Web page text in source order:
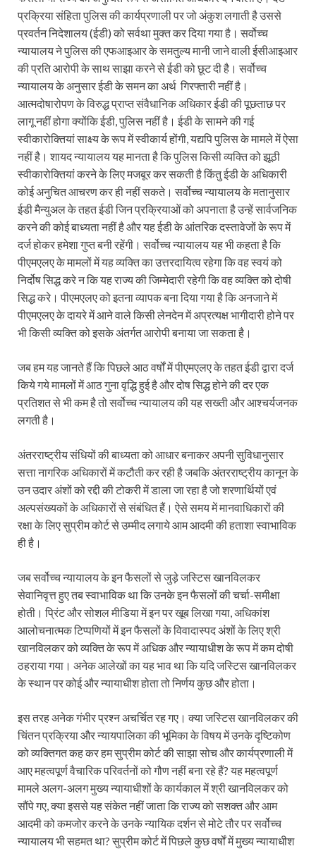
प्रक्रिया संहिता पुलिस की कार्यप्रणाली पर जो अंकुश लगाती है उससे
प्रवर्तन निदेशालय (ईडी) को सर्वथा मुक्त कर दिया गया है। सर्वोच्च
न्यायालय ने पुलिस की एफआइआर के समतुल्य मानी जाने वाली ईसीआइआर
की प्रति आरोपी के साथ साझा करने से ईडी को छूट दी है। सर्वोच्च
न्यायालय के अनुसार ईडी के समन का अर्थ गिरफ्तारी नहीं है।
आत्मदोषारोपण के विरुद्ध प्राप्त संवैधानिक अधिकार ईडी की पूछताछ पर
लागू नहीं होगा क्योंकि ईडी, पुलिस नहीं है। ईडी के सामने की गई
स्वीकारोक्तियां साक्ष्य के रूप में स्वीकार्य होंगी, यद्यपि पुलिस के मामले में ऐसा
नहीं है। शायद न्यायालय यह मानता है कि पुलिस किसी व्यक्ति को झूठी
स्वीकारोक्तियां करने के लिए मजबूर कर सकती है किंतु ईडी के अधिकारी
कोई अनुचित आचरण कर ही नहीं सकते। सर्वोच्च न्यायालय के मतानुसार
ईडी मैन्युअल के तहत ईडी जिन प्रक्रियाओं को अपनाता है उन्हें सार्वजनिक
करने की कोई बाध्यता नहीं है और यह ईडी के आंतरिक दस्तावेजों के रूप में
दर्ज होकर हमेशा गुप्त बनी रहेंगी। सर्वोच्च न्यायालय यह भी कहता है कि
पीएमएलए के मामलों में यह व्यक्ति का उत्तरदायित्व रहेगा कि वह स्वयं को
निर्दोष सिद्ध करे न कि यह राज्य की जिम्मेदारी रहेगी कि वह व्यक्ति को दोषी
सिद्ध करे। पीएमएलए को इतना व्यापक बना दिया गया है कि अनजाने में
पीएमएलए के दायरे में आने वाले किसी लेनदेन में अप्रत्यक्ष भागीदारी होने पर
भी किसी व्यक्ति को इसके अंतर्गत आरोपी बनाया जा सकता है।
जब हम यह जानते हैं कि पिछले आठ वर्षों में पीएमएलए के तहत ईडी द्वारा दर्ज
किये गये मामलों में आठ गुना वृद्धि हुई है और दोष सिद्ध होने की दर एक
प्रतिशत से भी कम है तो सर्वोच्च न्यायालय की यह सख्ती और आश्चर्यजनक
लगती है।
अंतरराष्ट्रीय संधियों की बाध्यता को आधार बनाकर अपनी सुविधानुसार
सत्ता नागरिक अधिकारों में कटौती कर रही है जबकि अंतरराष्ट्रीय कानून के
उन उदार अंशों को रद्दी की टोकरी में डाला जा रहा है जो शरणार्थियों एवं
अल्पसंख्यकों के अधिकारों से संबंधित हैं। ऐसे समय में मानवाधिकारों की
रक्षा के लिए सुप्रीम कोर्ट से उम्मीद लगाये आम आदमी की हताशा स्वाभाविक
ही है।
जब सर्वोच्च न्यायालय के इन फैसलों से जुड़े जस्टिस खानविलकर
सेवानिवृत्त हुए तब स्वाभाविक था कि उनके इन फैसलों की चर्चा-समीक्षा
होती। प्रिंट और सोशल मीडिया में इन पर खूब लिखा गया, अधिकांश
आलोचनात्मक टिप्पणियों में इन फैसलों के विवादास्पद अंशों के लिए श्री
खानविलकर को व्यक्ति के रूप में अधिक और न्यायाधीश के रूप में कम दोषी
ठहराया गया। अनेक आलेखों का यह भाव था कि यदि जस्टिस खानविलकर
के स्थान पर कोई और न्यायाधीश होता तो निर्णय कुछ और होता।
इस तरह अनेक गंभीर प्रश्न अचर्चित रह गए। क्या जस्टिस खानविलकर की
चिंतन प्रक्रिया और न्यायपालिका की भूमिका के विषय में उनके दृष्टिकोण
को व्यक्तिगत कह कर हम सुप्रीम कोर्ट की साझा सोच और कार्यप्रणाली में
आए महत्वपूर्ण वैचारिक परिवर्तनों को गौण नहीं बना रहे हैं? यह महत्वपूर्ण
मामले अलग-अलग मुख्य न्यायाधीशों के कार्यकाल में श्री खानविलकर को
सौंपे गए, क्या इससे यह संकेत नहीं जाता कि राज्य को सशक्त और आम
आदमी को कमजोर करने के उनके न्यायिक दर्शन से मोटे तौर पर सर्वोच्च
न्यायालय भी सहमत था? सुप्रीम कोर्ट में पिछले कुछ वर्षों में मुख्य न्यायाधीश